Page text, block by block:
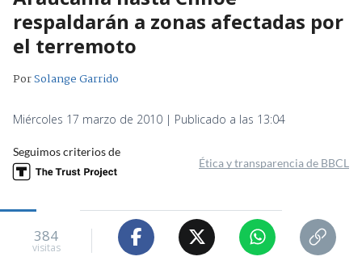
respaldarán a zonas afectadas por
el terremoto
PorSolange Garrido
Miércoles 17 marzo de 2010 | Publicado a las 13:04
Seguimos criterios de
Ética y transparencia de BBCL
384
visitas